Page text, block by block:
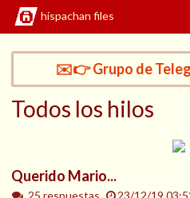
hispachan files
✉️👉 Grupo de
Todos los hilos
Querido Mario...
25 respuestas.
23/12/19